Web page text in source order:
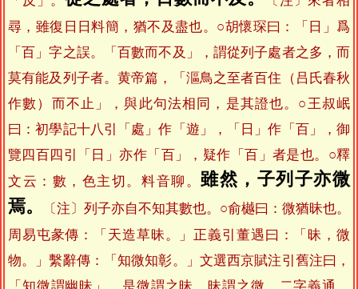
尋，雖復日日料簡，猶不及盡也。○胡懷琛曰：「日」爲
「百」字之誤。「百數而不及」，謂從列子處者之多，而
莫有能及列子者。黄帝篇，「漚鳥之至者百住（吕氏春秋
作數）而不止」，與此句法相同，是其證也。○王叔岷
曰：初學記十八引「處」作「遊」，「日」作「百」，御
覽四百四引「日」亦作「百」，疑作「百」者是也。○釋
文云：數，色主切。料音聊。雖然，子列子亦微
焉。
〔注〕列子亦自不知其數也。○俞樾曰：微猶昧也。
周易屯彖傳：「天造草昧。」正義引董遇曰：「昧，微
物。」繫辭傳：「知微知彰。」文選西京賦注引舊注曰，